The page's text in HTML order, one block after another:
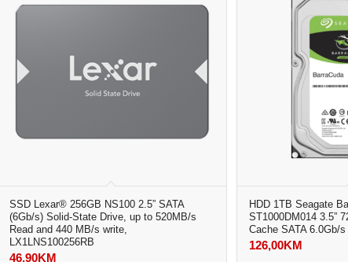
SSD Lexar® 256GB NS100 2.5” SATA
(6Gb/s) Solid-State Drive, up to 520MB/s
Read and 440 MB/s write,
LX1LNS100256RB
46,90KM
HDD 1TB Seagate
ST1000DM014 3.5”
Cache SATA 6.0Gb/s
126,00KM